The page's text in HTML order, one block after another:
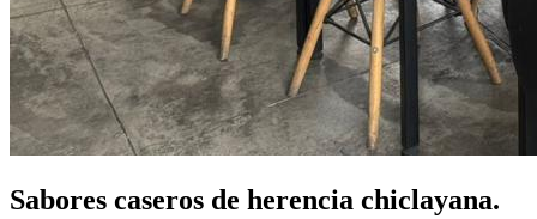
Sabores caseros de herencia chiclayana.